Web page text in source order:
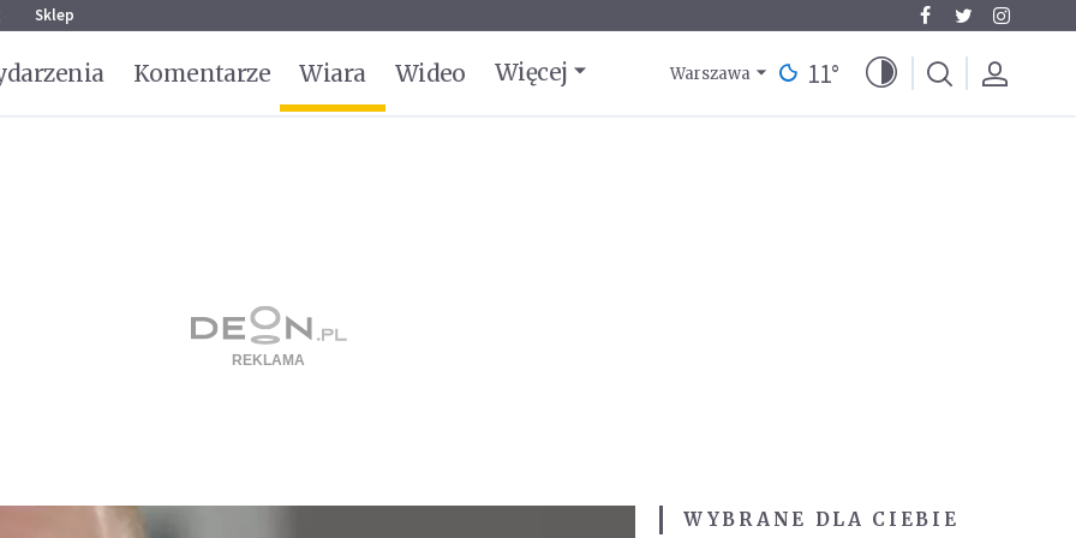
Sklep
Komentarze Wiara Wideo Więcej Warszawa 11°
WYBRANE DLA CIEBIE